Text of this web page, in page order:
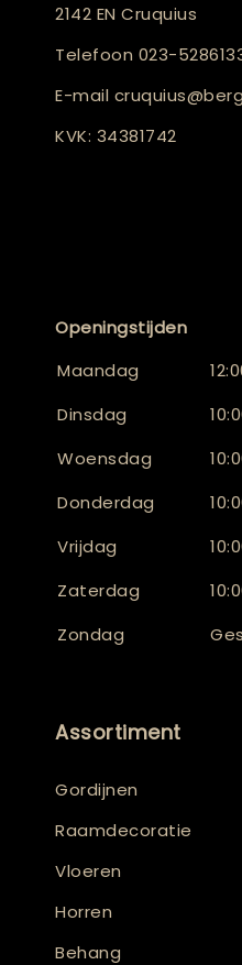
2142 EN Cruquius
Telefoon 023-
E-mail
KVK: 34381742
Openingstijden
Maandag
Dinsdag
Woensdag
Donderdag
Vrijdag
Zaterdag
Zondag
Assortiment
Gordijnen
Raamdecoratie
Vloeren
Horren
Behang